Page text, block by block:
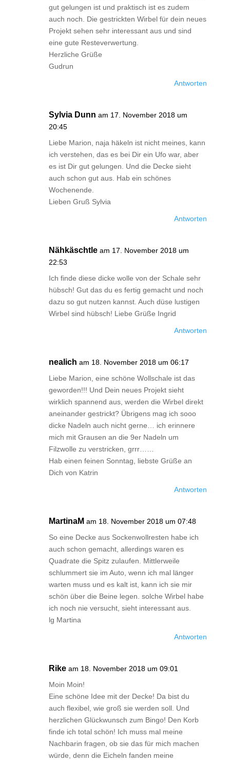
gut gelungen ist und praktisch ist es zudem
auch noch. Die gestrickten Wirbel für dein neues
Projekt sehen sehr interessant aus und sind
eine gute Resteverwertung.
Herzliche Grüße
Gudrun
Antworten
Sylvia Dunn am 17. November 2018 um
20:45
Liebe Marion, naja häkeln ist nicht meines, kann
ich verstehen, das es bei Dir ein Ufo war, aber
es ist Dir gut gelungen. Und die Decke sieht
auch schon gut aus. Hab ein schönes
Wochenende.
Lieben Gruß Sylvia
Antworten
Nähkäschtle am 17. November 2018 um
22:53
Ich finde diese dicke wolle von der Schale sehr
hübsch! Gut das du es fertig gemacht und noch
dazu so gut nutzen kannst. Auch düse lustigen
Wirbel sind hübsch! Liebe Grüße Ingrid
Antworten
nealich am 18. November 2018 um 06:17
Liebe Marion, eine schöne Wollschale ist das
geworden!!! Und Dein neues Projekt sieht
wirklich spannend aus, werden die Wirbel direkt
aneinander gestrickt? Übrigens mag ich sooo
dicke Nadeln auch nicht gerne… ich erinnere
mich mit Grausen an die 9er Nadeln um
Filzwolle zu verstricken, grrr……
Hab einen feinen Sonntag, liebste Grüße an
Dich von Katrin
Antworten
MartinaM am 18. November 2018 um 07:48
So eine Decke aus Sockenwollresten habe ich
auch schon gemacht, allerdings waren es
Quadrate die Spitz zulaufen. Mittlerweile
schlummert sie im Auto, wenn ich mal länger
warten muss und es kalt ist, kann ich sie mir
schön über die Beine legen. solche Wirbel habe
ich noch nie versucht, sieht interessant aus.
lg Martina
Antworten
Rike am 18. November 2018 um 09:01
Moin Moin!
Eine schöne Idee mit der Decke! Da bist du
auch flexibel, wie groß sie werden soll. Und
herzlichen Glückwunsch zum Bingo! Den Korb
finde ich total schön! Ich muss mal meine
Nachbarin fragen, ob sie das für mich machen
würde, denn die Eicheln fanden meine